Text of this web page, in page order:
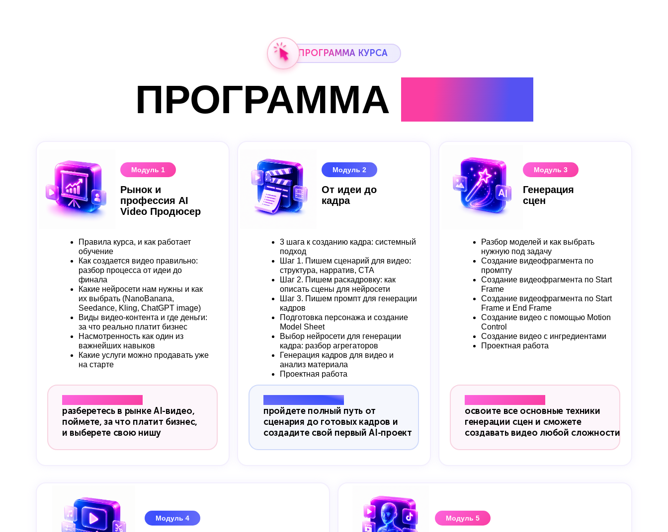
ПРОГРАММА
ПРОГРАММА КУРСА
Модуль 1
Рынок и
профессия AI
Video Продюсер
Правила курса, и как работает
обучение
Как создается видео правильно:
разбор процесса от идеи до
финала
Какие нейросети нам нужны и как
их выбрать (NanoBanana,
Seedance, Kling, ChatGPT image)
Виды видео-контента и где деньги:
за что реально платит бизнес
Насмотренность как один из
важнейших навыков
Какие услуги можно продавать уже
на старте
разберетесь в рынке AI-видео,
поймете, за что платит бизнес,
и выберете свою нишу
Модуль 2
От идеи до
кадра
3 шага к созданию кадра: системный
подход
Шаг 1. Пишем сценарий для видео:
структура, нарратив, CTA
Шаг 2. Пишем раскадровку: как
описать сцены для нейросети
Шаг 3. Пишем промпт для генерации
кадров
Подготовка персонажа и создание
Model Sheet
Выбор нейросети для генерации
кадра: разбор агрегаторов
Генерация кадров для видео и
анализ материала
Проектная работа
Результат модуля:
пройдете полный путь от
сценария до готовых кадров и
создадите свой первый AI-проект
Модуль 3
Генерация
сцен
Разбор моделей и как выбрать
нужную под задачу
Создание видеофрагмента по
промпту
Создание видеофрагмента по Start
Frame
Создание видеофрагмента по Start
Frame и End Frame
Создание видео с помощью Motion
Control
Создание видео с ингредиентами
Проектная работа
освоите все основные техники
генерации сцен и сможете
создавать видео любой сложности
Модуль 4 Модуль 5